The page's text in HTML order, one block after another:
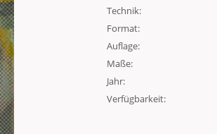
Technik:
Format:
Auflage:
Maße:
Jahr:
Verfügbarkeit: